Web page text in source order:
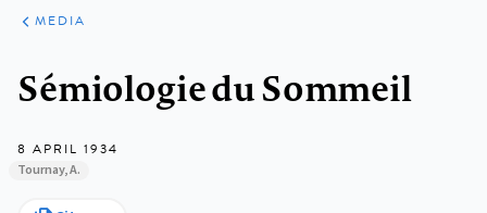
ARTIKELEN
VARIA
MEDIA
Sémiologie du Sommeil
8 APRIL 1934
Tournay, A.